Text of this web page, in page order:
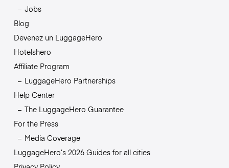
Jobs
Blog
Devenez un LuggageHero
Hotelshero
Affiliate Program
LuggageHero Partnerships
Help Center
The LuggageHero Guarantee
For the Press
Media Coverage
LuggageHero’s 2026 Guides for all cities